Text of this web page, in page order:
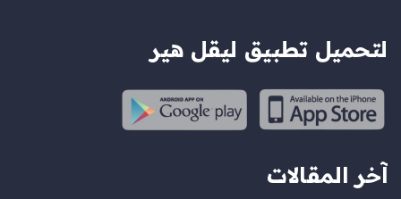
لتحميل تطبيق ليقل هير
آخر المقالات